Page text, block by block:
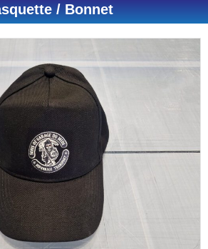
/ Bonnet